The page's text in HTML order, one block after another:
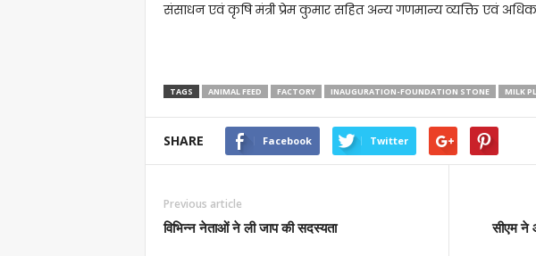
संसाधन एवं कृषि मंत्री प्रेम कुमार सहित अन्य गणमान्य व्यक्ति एवं
TAGS ANIMAL FEED FACTORY INAUGURATION-FOUNDATION STONE MILK
SHARE Facebook Twitter
Previous article
विभिन्न नेताओं ने ली जाप की सदस्यता
सीएम ने